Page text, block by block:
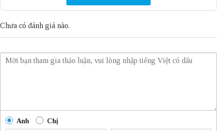
Chưa có đánh giá nào.
Anh Chị